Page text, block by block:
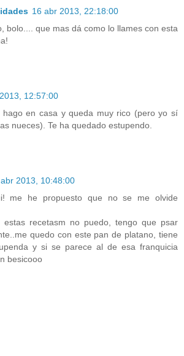
16 abr 2013, 22:18:00
bolo.... que mas dá como lo llames con esta
12:57:00
hago en casa y queda muy rico (pero yo sí
nueces). Te ha quedado estupendo.
2013, 10:48:00
me he propuesto que no se me olvide
recetasm no puedo, tengo que psar
quedo con este pan de platano, tiene
y si se parece al de esa franquicia
besicooo